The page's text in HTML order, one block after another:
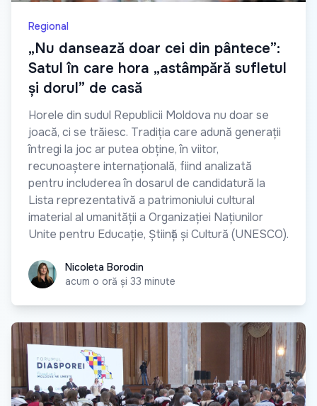
Regional
„Nu dansează doar cei din pântece”:
Satul în care hora „astâmpără sufletul
și dorul” de casă
Horele din sudul Republicii Moldova nu doar se
joacă, ci se trăiesc. Tradiția care adună generații
întregi la joc ar putea obține, în viitor,
recunoaștere internațională, fiind analizată
pentru includerea în dosarul de candidatură la
Lista reprezentativă a patrimoniului cultural
imaterial al umanității a Organizației Națiunilor
Unite pentru Educație, Știință și Cultură (UNESCO).
Nicoleta Borodin
Nicoleta Borodin
acum o oră și 33 minute